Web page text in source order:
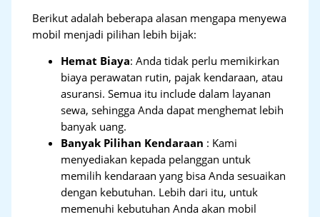
Berikut adalah beberapa alasan mengapa menyewa
mobil menjadi pilihan lebih bijak:
Hemat Biaya: Anda tidak perlu memikirkan
biaya perawatan rutin, pajak kendaraan, atau
asuransi. Semua itu include dalam layanan
sewa, sehingga Anda dapat menghemat lebih
banyak uang.
Banyak Pilihan Kendaraan : Kami
menyediakan kepada pelanggan untuk
memilih kendaraan yang bisa Anda sesuaikan
dengan kebutuhan. Lebih dari itu, untuk
memenuhi kebutuhan Anda akan mobil